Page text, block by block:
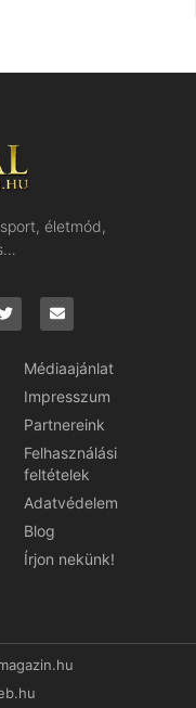
életmód,
Médiaajánlat
Impresszum
Partnereink
Felhasználási
feltételek
Adatvédelem
Blog
Írjon nekünk!